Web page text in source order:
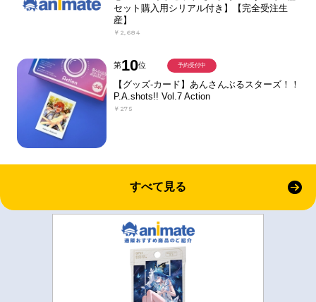
セット購入用シリアル付き】【完全受注生
産】
￥2,684
第10位
【グッズ-カード】あんさんぶるスターズ！！
P.A.shots!! Vol.7 Action
￥275
予約受付中
すべて見る